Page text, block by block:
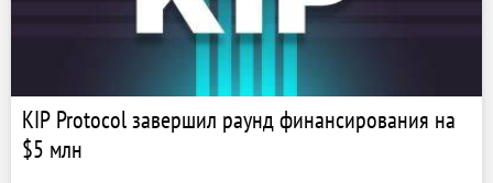
KIP Protocol завершил раунд финансирования на
$5 млн